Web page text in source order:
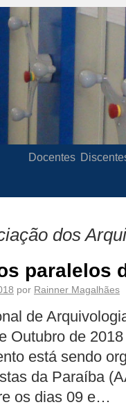
Docentes
dos
paralelos
por Rainner Magalhães
de
Outubro de
está sendo
da Paraíba
os dias 09 e…